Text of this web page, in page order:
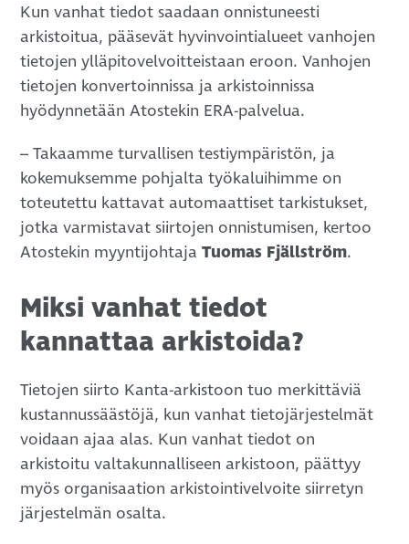
Kun vanhat tiedot saadaan onnistuneesti
arkistoitua, pääsevät hyvinvointialueet vanhojen
tietojen ylläpitovelvoitteistaan eroon. Vanhojen
tietojen konvertoinnissa ja arkistoinnissa
hyödynnetään Atostekin ERA-palvelua.
– Takaamme turvallisen testiympäristön, ja
kokemuksemme pohjalta työkaluihimme on
toteutettu kattavat automaattiset tarkistukset,
jotka varmistavat siirtojen onnistumisen, kertoo
Atostekin myyntijohtajaTuomas Fjällström.
Miksi vanhat tiedot
kannattaa arkistoida?
Tietojen siirto Kanta-arkistoon tuo merkittäviä
kustannussäästöjä, kun vanhat tietojärjestelmät
voidaan ajaa alas. Kun vanhat tiedot on
arkistoitu valtakunnalliseen arkistoon, päättyy
myös organisaation arkistointivelvoite siirretyn
järjestelmän osalta.